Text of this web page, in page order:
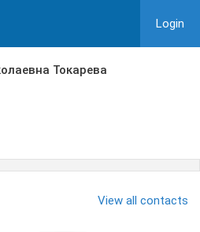
Login
Токарева
View all contacts